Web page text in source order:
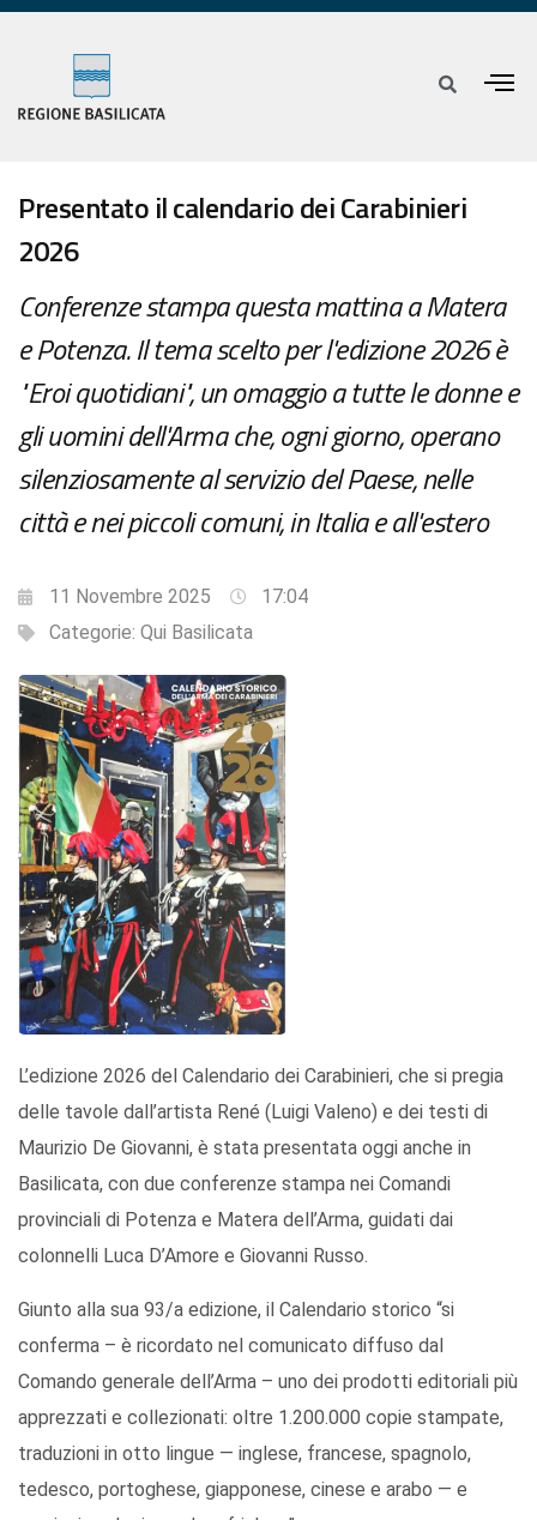
Presentato il calendario dei Carabinieri
2026
Conferenze stampa questa mattina a Matera
e Potenza. Il tema scelto per l'edizione 2026 è
"Eroi quotidiani", un omaggio a tutte le donne e
gli uomini dell'Arma che, ogni giorno, operano
silenziosamente al servizio del Paese, nelle
città e nei piccoli comuni, in Italia e all'estero
11 Novembre 2025
17:04
Categorie: Qui Basilicata
L’edizione 2026 del Calendario dei Carabinieri, che si pregia
delle tavole dall’artista René (Luigi Valeno) e dei testi di
Maurizio De Giovanni, è stata presentata oggi anche in
Basilicata, con due conferenze stampa nei Comandi
provinciali di Potenza e Matera dell’Arma, guidati dai
colonnelli Luca D’Amore e Giovanni Russo.
Giunto alla sua 93/a edizione, il Calendario storico “si
conferma – è ricordato nel comunicato diffuso dal
Comando generale dell’Arma – uno dei prodotti editoriali più
apprezzati e collezionati: oltre 1.200.000 copie stampate,
traduzioni in otto lingue — inglese, francese, spagnolo,
tedesco, portoghese, giapponese, cinese e arabo — e